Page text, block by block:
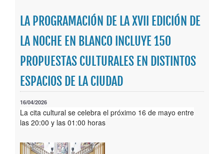
Actividades
Publicaciones
Trámites
Newsletter
LA PROGRAMACIÓN DE LA XVII EDICIÓN DE
LA NOCHE EN BLANCO INCLUYE 150
PROPUESTAS CULTURALES EN DISTINTOS
ESPACIOS DE LA CIUDAD
16/04/2026
La cita cultural se celebra el próximo 16 de mayo entre
las 20:00 y las 01:00 horas